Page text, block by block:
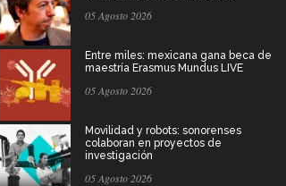
05 Agosto 2026
Entre miles: mexicana gana beca de
maestría Erasmus Mundus LIVE
05 Agosto 2026
Movilidad y robots: sonorenses
colaboran en proyectos de
investigación
05 Agosto 2026